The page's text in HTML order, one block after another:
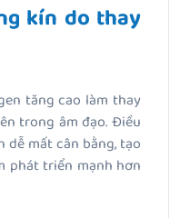
kín do thay
tăng cao làm thay
trong âm đạo. Điều
mất cân bằng, tạo
phát triển mạnh hơn